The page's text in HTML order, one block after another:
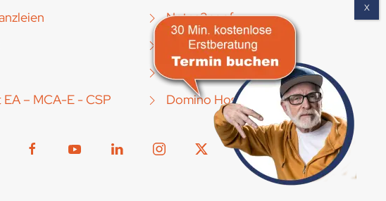
– MCA-E - CSP
Notes2conf
TrackingSuite [Mobile]
IBM SPSS
Domino Hosting